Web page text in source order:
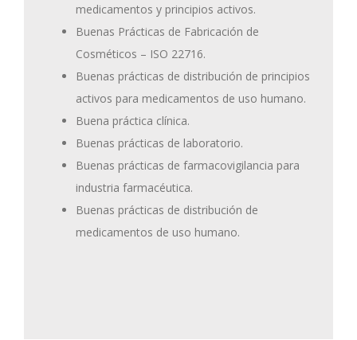
medicamentos y principios activos.
Buenas Prácticas de Fabricación de
Cosméticos – ISO 22716.
Buenas prácticas de distribución de principios
activos para medicamentos de uso humano.
Buena práctica clínica.
Buenas prácticas de laboratorio.
Buenas prácticas de farmacovigilancia para
industria farmacéutica.
Buenas prácticas de distribución de
medicamentos de uso humano.